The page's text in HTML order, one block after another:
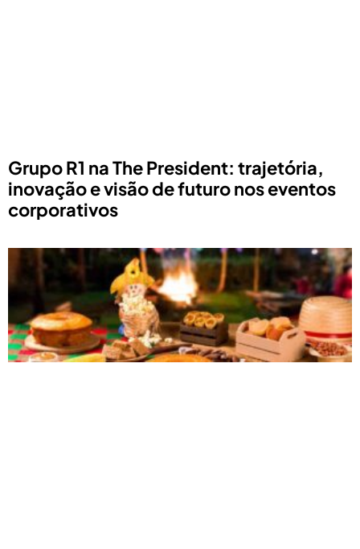
Grupo R1 na The President: trajetória,
inovação e visão de futuro nos eventos
corporativos